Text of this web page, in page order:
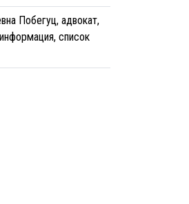
Побегуц, адвокат,
список